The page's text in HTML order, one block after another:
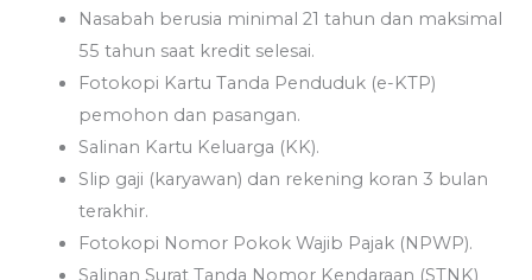
Nasabah berusia minimal 21 tahun dan maksimal
55 tahun saat kredit selesai.
Fotokopi Kartu Tanda Penduduk (e-KTP)
pemohon dan pasangan.
Salinan Kartu Keluarga (KK).
Slip gaji (karyawan) dan rekening koran 3 bulan
terakhir.
Fotokopi Nomor Pokok Wajib Pajak (NPWP).
Salinan Surat Tanda Nomor Kendaraan (STNK)